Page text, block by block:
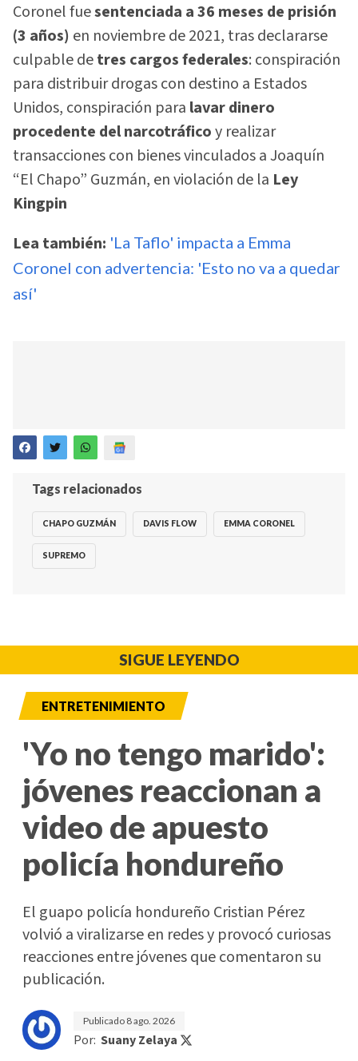
Coronel fuesentenciada a 36 meses de prisión
(3 años) en noviembre de 2021, tras declararse
culpable detres cargos federales: conspiración
para distribuir drogas con destino a Estados
Unidos, conspiración para lavar dinero
procedente del narcotráficoy realizar
transacciones con bienes vinculados a Joaquín
“El Chapo” Guzmán, en violación de la Ley
Kingpin
Lea también: 'La Taflo' impacta a Emma
Coronel con advertencia: 'Esto no va a quedar
así'
Tags relacionados
CHAPO GUZMÁN DAVIS FLOW EMMA CORONEL
SUPREMO
SIGUE LEYENDO
ENTRETENIMIENTO
'Yo no tengo marido':
jóvenes reaccionan a
video de apuesto
policía hondureño
El guapo policía hondureño Cristian Pérez
volvió a viralizarse en redes y provocó curiosas
reacciones entre jóvenes que comentaron su
publicación.
Publicado 8 ago. 2026
Por: Suany Zelaya